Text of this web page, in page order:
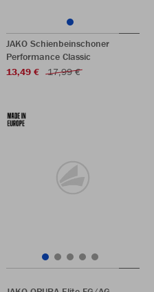
JAKO Schienbeinschoner
Performance Classic
13,49 €
17,99 €